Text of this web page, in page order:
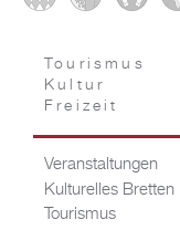
Tourismus
Kultur
Freizeit
Veranstaltungen
Kulturelles Bretten
Tourismus